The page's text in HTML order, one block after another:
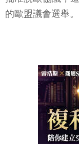
的歐盟議會選舉。